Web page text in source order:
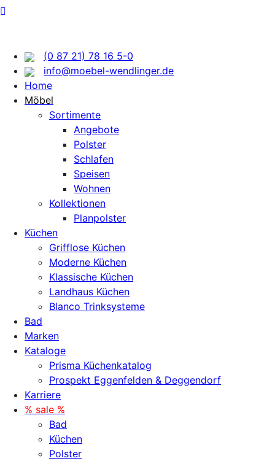
(0 87 21) 78 16 5-0
info@moebel-wendlinger.de
Home
Möbel
Sortimente
Angebote
Polster
Schlafen
Speisen
Wohnen
Kollektionen
Planpolster
Küchen
Grifflose Küchen
Moderne Küchen
Klassische Küchen
Landhaus Küchen
Blanco Trinksysteme
Bad
Marken
Kataloge
Prisma Küchenkatalog
Prospekt Eggenfelden & Deggendorf
Karriere
% sale %
Bad
Küchen
Polster